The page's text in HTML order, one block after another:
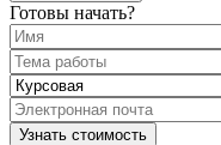
Готовы начать?